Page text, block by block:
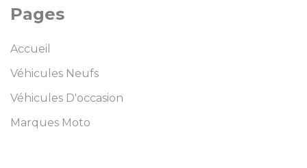
Pages
Accueil
Véhicules Neufs
Véhicules D'occasion
Marques Moto